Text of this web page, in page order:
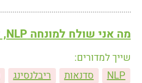
מה אני שולח למונחה NLP, לפני מפגש
שייך למדורים:
NLP
סדנאות ריבלנסינג